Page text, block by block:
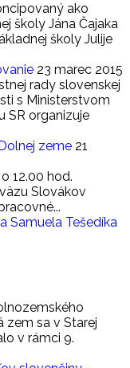
ako
školy Jána Čajaka
školy Julije
23 marec 2015
rady slovenskej
s Ministerstvom
SR organizuje
zeme 21
12.00 hod.
Slovákov
Samuela Tešedíka
zem sa v Starej
v rámci 9.